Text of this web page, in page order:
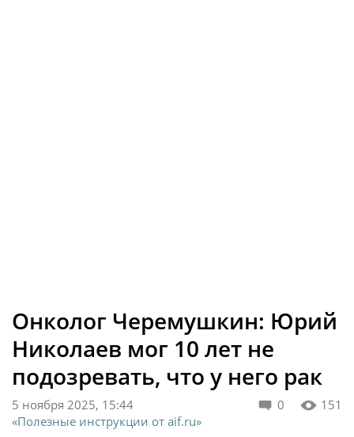
Онколог Черемушкин: Юрий
Николаев мог 10 лет не
подозревать, что у него рак
0 151
5 ноября 2025, 15:44
«Полезные инструкции от aif.ru»